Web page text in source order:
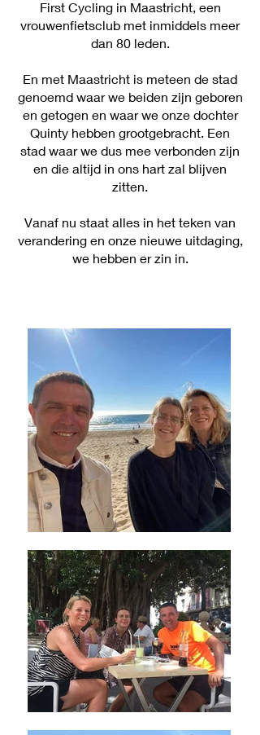
First Cycling in Maastricht, een
vrouwenfietsclub met inmiddels meer
dan 80 leden.
En met Maastricht is meteen de stad
genoemd waar we beiden zijn geboren
en getogen en waar we onze dochter
Quinty hebben grootgebracht. Een
stad waar we dus mee verbonden zijn
en die altijd in ons hart zal blijven
zitten.
Vanaf nu staat alles in het teken van
verandering en onze nieuwe uitdaging,
we hebben er zin in.